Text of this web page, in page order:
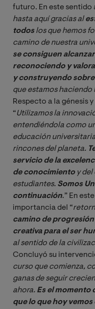
futuro. En este sentido
hasta aquí gracias al
todos los que hemos
camino de nuestra
se consiguen
reconociendo y
y construyendo
que estamos haciendo
Respecto a la génesis
“Utilizamos la
entendiéndola como
educación
rincones del planeta.
servicio de la
de conocimiento y del
estudiantes. Somos
continuación.” En
importancia del “
camino de
creativa para el ser
al sentido de la
Concluyó su
curso que comienza,
ganas de seguir
ahora. Es el momento
que lo que hoy